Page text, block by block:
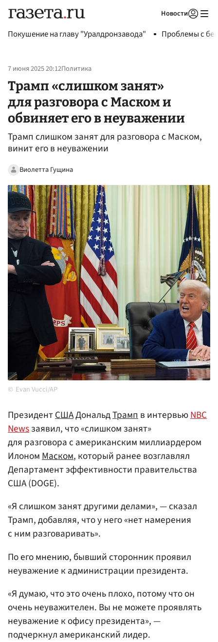
Новости
Покушение на главу "Уралдронзавода" Проблемы с
7 июня 2025 20:12Политика
Трамп «слишком занят»
для разговора с Маском и
обвиняет его в неуважении
Трамп слишком занят для разговора с Маском,
винит его в неуважении
Виолетта Гущина
Evan Vucci/AP
ПрезидентСШАДональдТрампв интервьюNBC
Newsзаявил, что «слишком занят»
для разговора с американским миллиардером
ИлономМаском, который ранее возглавлял
Департамент эффективности правительства
США (DOGE).
«Я слишком занят другими делами», — сказал
Трамп, добавляя, что у него «нет намерения
с ним разговаривать».
По его мнению, бывший сторонник проявил
неуважение к администрации президента.
«Я думаю, что это очень плохо, потому что он
очень неуважителен. Вы не можете проявлять
неуважение к офису президента», —
подчеркнул американский лидер.